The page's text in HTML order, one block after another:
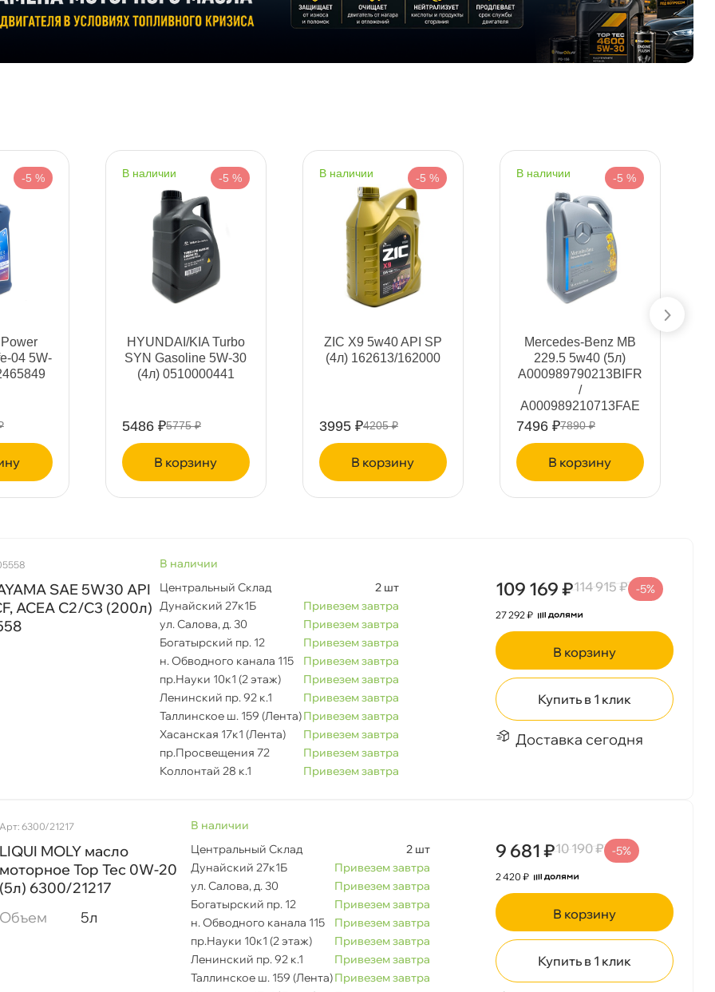
GM
VW
API
ACEA
JASO
-5 %
04 5W-
наличии -5 %
HYUNDAI/KIA Turbo
SYN Gasoline 5W-30
(4л) 0510000441
5486 ₽5775 ₽
корзину
наличии -5 %
ZIC X9 5w40 API SP
(4л) 162613/162000
3995 ₽4205 ₽
корзину
наличии -5 %
Mercedes-Benz MB
229.5 5w40 (5л)
A000989790213BIFR
/
A000989210713FAE
R/
7496 ₽7890 ₽
корзину
SAE 5W30 API
ACEA C2/C3 (200л)
наличии
Центральный Склад
2 шт
Дунайский 27к1Б
Привезем завтра
ул. Салова, д. 30
Привезем завтра
Богатырский пр. 12
Привезем завтра
н. Обводного канала 115
Привезем завтра
пр.Науки 10к1 (2 этаж)
Привезем завтра
Ленинский пр. 92 к.1
Привезем завтра
Таллинское ш. 159 (Лента)Привезем завтра
Хасанская 17к1 (Лента)
Привезем завтра
пр.Просвещения 72
Привезем завтра
Коллонтай 28 к.1
Привезем завтра
109 169 ₽114 915 ₽ -5%
27 292 ₽
корзину
Купить в 1 клик
Доставка сегодня
Арт: 6300/21217
LIQUI MOLY масло
моторное Top Tec 0W-20
(5л) 6300/21217
Объем
5л
наличии
Центральный Склад
2 шт
Дунайский 27к1Б
Привезем завтра
ул. Салова, д. 30
Привезем завтра
Богатырский пр. 12
Привезем завтра
н. Обводного канала 115
Привезем завтра
пр.Науки 10к1 (2 этаж)
Привезем завтра
Ленинский пр. 92 к.1
Привезем завтра
Таллинское ш. 159 (Лента)Привезем завтра
9 681 ₽10 190 ₽ -5%
2 420 ₽
корзину
Купить в 1 клик